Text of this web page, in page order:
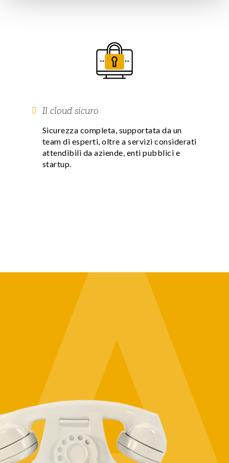
Il cloud sicuro
Sicurezza completa, supportata da un
team di esperti, oltre a servizi considerati
attendibili da aziende, enti pubblici e
startup.
Vuoi maggiori
informazioni sulle
nostre soluzioni e su
come adattarle alle
esigenze specifiche
della tua azienda?